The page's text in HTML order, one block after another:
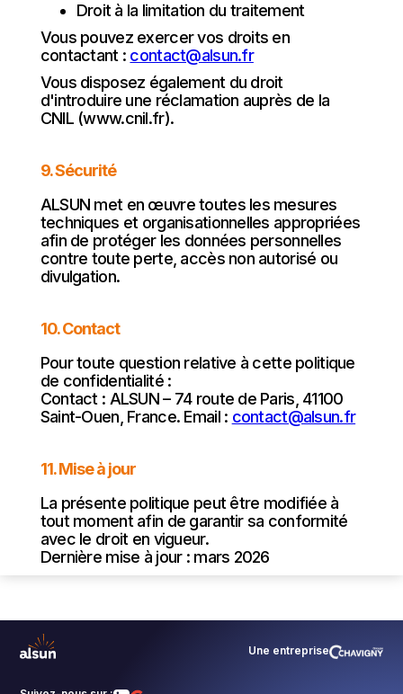
Droit à la limitation du traitement
Vous pouvez exercer vos droits en
contactant : contact@alsun.fr
Vous disposez également du droit
d'introduire une réclamation auprès de la
CNIL (www.cnil.fr).
9. Sécurité
ALSUN met en œuvre toutes les mesures
techniques et organisationnelles appropriées
afin de protéger les données personnelles
contre toute perte, accès non autorisé ou
divulgation.
10. Contact
Pour toute question relative à cette politique
de confidentialité :
Contact : ALSUN – 74 route de Paris, 41100
Saint-Ouen, France. Email : contact@alsun.fr
11. Mise à jour
La présente politique peut être modifiée à
tout moment afin de garantir sa conformité
avec le droit en vigueur.
Dernière mise à jour : mars 2026
Une entreprise